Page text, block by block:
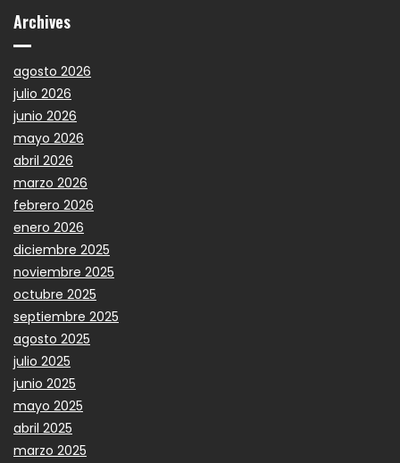
Archives
agosto 2026
julio 2026
junio 2026
mayo 2026
abril 2026
marzo 2026
febrero 2026
enero 2026
diciembre 2025
noviembre 2025
octubre 2025
septiembre 2025
agosto 2025
julio 2025
junio 2025
mayo 2025
abril 2025
marzo 2025